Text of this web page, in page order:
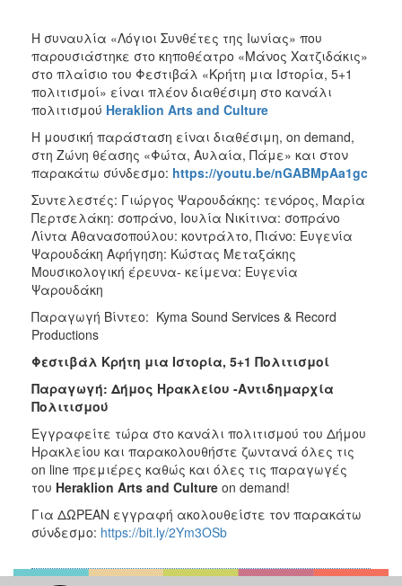
ΗΡΑΚΛΕΙΟ
Η συναυλία «Λόγιοι Συνθέτες της Ιωνίας» που
παρουσιάστηκε στο κηποθέατρο «Μάνος Χατζιδάκις»
στο πλαίσιο του Φεστιβάλ «Κρήτη μια Ιστορία, 5+1
πολιτισμοί» είναι πλέον διαθέσιμη στο κανάλι
πολιτισμού Heraklion Arts and Culture
Η μουσική παράσταση είναι διαθέσιμη, on demand,
στη Ζώνη θέασης «Φώτα, Αυλαία, Πάμε» και στον
παρακάτω σύνδεσμο: https://youtu.be/nGABMpAa1gc
Συντελεστές: Γιώργος Ψαρουδάκης: τενόρος, Μαρία
Περτσελάκη: σοπράνο, Ιουλία Νικίτινα: σοπράνο
Λίντα Αθανασοπούλου: κοντράλτο, Πιάνο: Ευγενία
Ψαρουδάκη Αφήγηση: Κώστας Μεταξάκης
Μουσικολογική έρευνα- κείμενα: Ευγενία
Ψαρουδάκη
Παραγωγή Βίντεο: Kyma Sound Services & Record
Productions
Φεστιβάλ Κρήτη μια Ιστορία, 5+1 Πολιτισμοί
Παραγωγή: Δήμος Ηρακλείου -Αντιδημαρχία
Πολιτισμού
Εγγραφείτε τώρα στο κανάλι πολιτισμού του Δήμου
Ηρακλείου και παρακολουθήστε ζωντανά όλες τις
on line πρεμιέρες καθώς και όλες τις παραγωγές
του Heraklion Arts and Culture on demand!
Για ΔΩΡΕΑΝ εγγραφή ακολουθείστε τον παρακάτω
σύνδεσμο: https://bit.ly/2Ym3OSb